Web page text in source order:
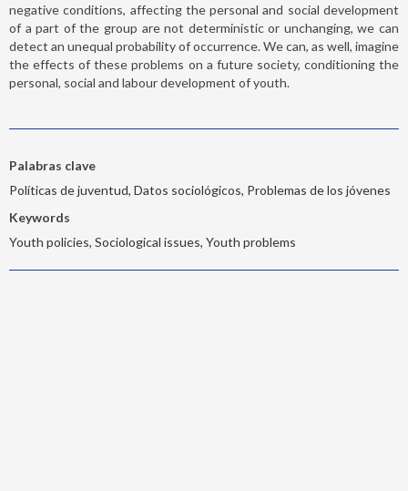
negative conditions, affecting the personal and social development
of a part of the group are not deterministic or unchanging, we can
detect an unequal probability of occurrence. We can, as well, imagine
the effects of these problems on a future society, conditioning the
personal, social and labour development of youth.
Palabras clave
Políticas de juventud, Datos sociológicos, Problemas de los jóvenes
Keywords
Youth policies, Sociological issues, Youth problems